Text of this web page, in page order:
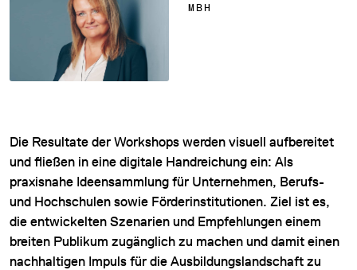
MBH
Die Resultate der Workshops werden visuell aufbereitet
und fließen in eine digitale Handreichung ein: Als
praxisnahe Ideensammlung für Unternehmen, Berufs-
und Hochschulen sowie Förderinstitutionen. Ziel ist es,
die entwickelten Szenarien und Empfehlungen einem
breiten Publikum zugänglich zu machen und damit einen
nachhaltigen Impuls für die Ausbildungslandschaft zu